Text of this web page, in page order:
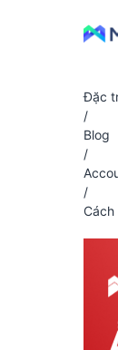
Đặc
/
Blog
/
/